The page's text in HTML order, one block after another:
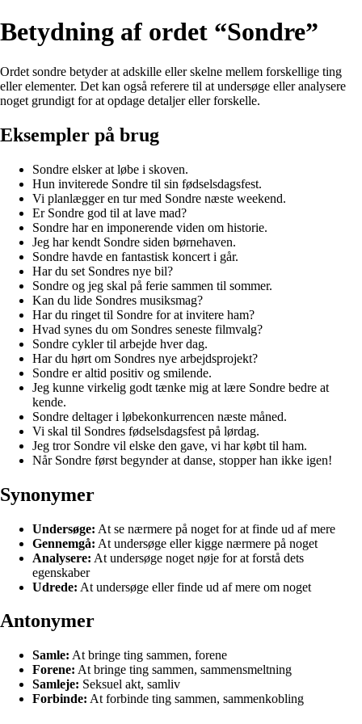
Betydning af ordet “Sondre”
Ordet sondre betyder at adskille eller skelne mellem forskellige ting
eller elementer. Det kan også referere til at undersøge eller analysere
noget grundigt for at opdage detaljer eller forskelle.
Eksempler på brug
Sondre elsker at løbe i skoven.
Hun inviterede Sondre til sin fødselsdagsfest.
Vi planlægger en tur med Sondre næste weekend.
Er Sondre god til at lave mad?
Sondre har en imponerende viden om historie.
Jeg har kendt Sondre siden børnehaven.
Sondre havde en fantastisk koncert i går.
Har du set Sondres nye bil?
Sondre og jeg skal på ferie sammen til sommer.
Kan du lide Sondres musiksmag?
Har du ringet til Sondre for at invitere ham?
Hvad synes du om Sondres seneste filmvalg?
Sondre cykler til arbejde hver dag.
Har du hørt om Sondres nye arbejdsprojekt?
Sondre er altid positiv og smilende.
Jeg kunne virkelig godt tænke mig at lære Sondre bedre at
kende.
Sondre deltager i løbekonkurrencen næste måned.
Vi skal til Sondres fødselsdagsfest på lørdag.
Jeg tror Sondre vil elske den gave, vi har købt til ham.
Når Sondre først begynder at danse, stopper han ikke igen!
Synonymer
Undersøge: At se nærmere på noget for at finde ud af mere
Gennemgå: At undersøge eller kigge nærmere på noget
Analysere: At undersøge noget nøje for at forstå dets
egenskaber
Udrede: At undersøge eller finde ud af mere om noget
Antonymer
Samle: At bringe ting sammen, forene
Forene: At bringe ting sammen, sammensmeltning
Samleje: Seksuel akt, samliv
Forbinde: At forbinde ting sammen, sammenkobling